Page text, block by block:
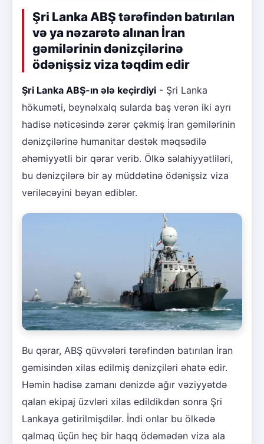
Şri Lanka ABŞ tərəfindən batırılan
və ya nəzarətə alınan İran
gəmilərinin dənizçilərinə
ödənişsiz viza təqdim edir
Şri Lanka ABŞ-ın ələ keçirdiyi - Şri Lanka
hökuməti, beynəlxalq sularda baş verən iki ayrı
hadisə nəticəsində zərər çəkmiş İran gəmilərinin
dənizçilərinə humanitar dəstək məqsədilə
əhəmiyyətli bir qərar verib. Ölkə səlahiyyətliləri,
bu dənizçilərə bir ay müddətinə ödənişsiz viza
veriləcəyini bəyan ediblər.
Bu qərar, ABŞ qüvvələri tərəfindən batırılan İran
gəmisindən xilas edilmiş dənizçiləri əhatə edir.
Həmin hadisə zamanı dənizdə ağır vəziyyətdə
qalan ekipaj üzvləri xilas edildikdən sonra Şri
Lankaya gətirilmişdilər. İndi onlar bu ölkədə
qalmaq üçün heç bir haqq ödəmədən viza ala